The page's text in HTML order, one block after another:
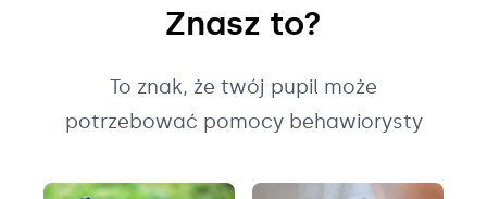
Znasz to?
To znak, że twój pupil może
potrzebować pomocy behawiorysty